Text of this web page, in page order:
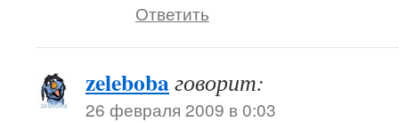
Ответить
zelebobaговорит:
26 февраля 2009 в 0:03